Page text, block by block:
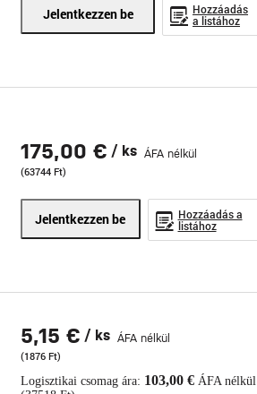
Jelentkezzen be
Hozzáadás
a listához
175,00 € / ks ÁFA nélkül
(63744 Ft)
Jelentkezzen be
Hozzáadás a
listához
5,15 € / ks ÁFA nélkül
(1876 Ft)
Logisztikai csomag ára: 103,00 € ÁFA nélkül